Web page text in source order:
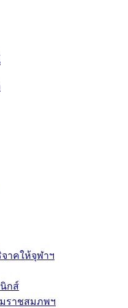
าคให้จุฬาฯ
กส์
ราชสมภพฯ